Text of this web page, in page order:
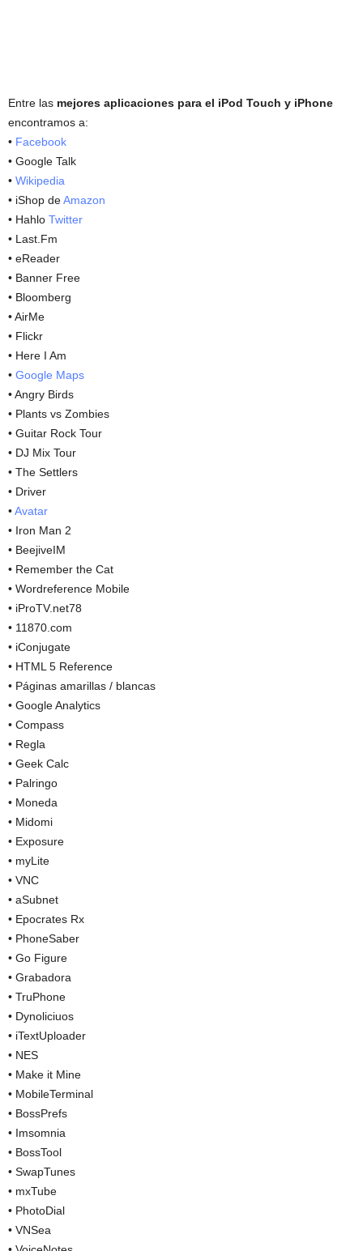
Entre las mejores aplicaciones para el iPod Touch y iPhone
encontramos a:
• Facebook
• Google Talk
• Wikipedia
• iShop deAmazon
• Hahlo Twitter
• Last.Fm
• eReader
• Banner Free
• Bloomberg
• AirMe
• Flickr
• Here I Am
• Google Maps
• Angry Birds
• Plants vs Zombies
• Guitar Rock Tour
• DJ Mix Tour
• The Settlers
• Driver
•Avatar
• Iron Man 2
• BeejiveIM
• Remember the Cat
• Wordreference Mobile
• iProTV.net78
• 11870.com
• iConjugate
• HTML 5 Reference
• Páginas amarillas / blancas
• Google Analytics
• Compass
• Regla
• Geek Calc
• Palringo
• Moneda
• Midomi
• Exposure
• myLite
• VNC
• aSubnet
• Epocrates Rx
• PhoneSaber
• Go Figure
• Grabadora
• TruPhone
• Dynoliciuos
• iTextUploader
• NES
• Make it Mine
• MobileTerminal
• BossPrefs
• Imsomnia
• BossTool
• SwapTunes
• mxTube
• PhotoDial
• VNSea